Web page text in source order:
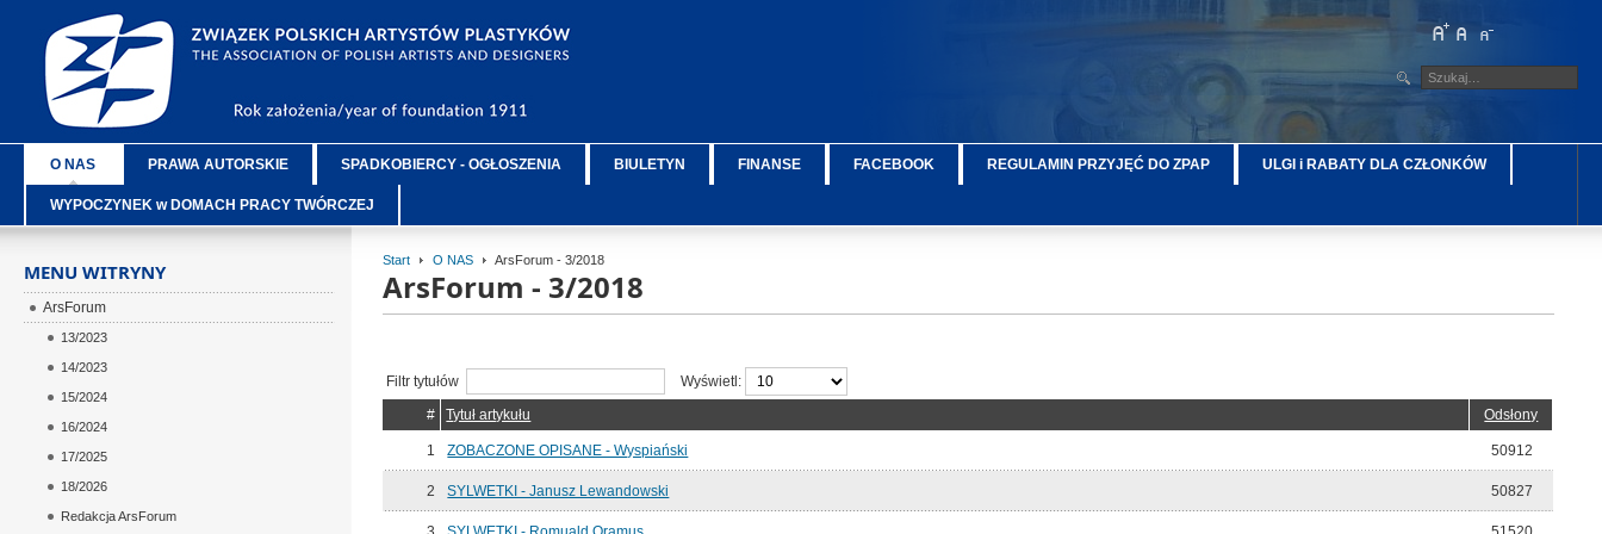
O NAS PRAWA AUTORSKIE SPADKOBIERCY - OGŁOSZENIA BIULETYN FINANSE FACEBOOK REGULAMIN PRZYJĘĆ DO ZPAP ULGI i RABATY DLA CZŁONKÓW
WYPOCZYNEK w DOMACH PRACY TWÓRCZEJ
Start O NAS ArsForum - 3/2018
ArsForum - 3/2018
Filtr tytułów
Wyświetl:
#
Tytuł artykułu Odsłony
1 ZOBACZONE OPISANE - Wyspiański 50912
2 SYLWETKI - Janusz Lewandowski 50827
MENU WITRYNY
ArsForum
13/2023
14/2023
15/2024
16/2024
17/2025
18/2026
Redakcja ArsForum